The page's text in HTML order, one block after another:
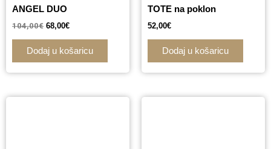
ANGEL DUO
104,00€ 68,00€
Dodaj u košaricu
TOTE na poklon
52,00€
Dodaj u košaricu